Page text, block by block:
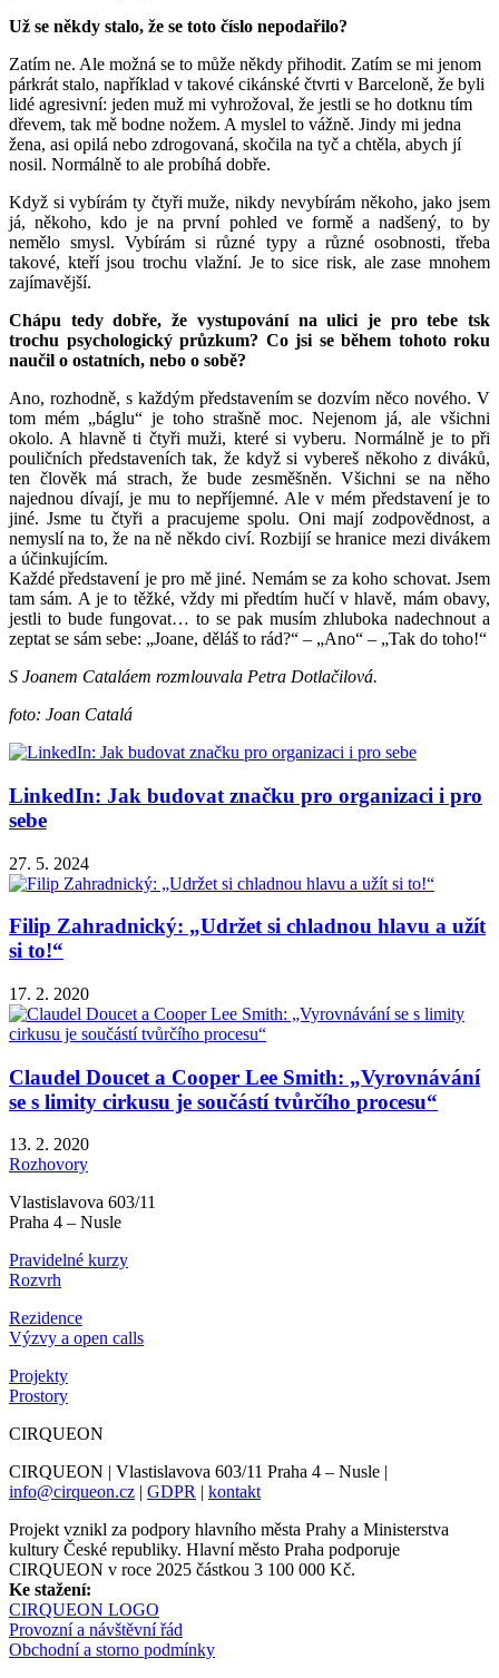
Už se někdy stalo, že se toto číslo nepodařilo?
Zatím ne. Ale možná se to může někdy přihodit. Zatím se mi jenom
párkrát stalo, například v takové cikánské čtvrti v Barceloně, že byli
lidé agresivní: jeden muž mi vyhrožoval, že jestli se ho dotknu tím
dřevem, tak mě bodne nožem. A myslel to vážně. Jindy mi jedna
žena, asi opilá nebo zdrogovaná, skočila na tyč a chtěla, abych jí
nosil. Normálně to ale probíhá dobře.
Když si vybírám ty čtyři muže, nikdy nevybírám někoho, jako jsem
já, někoho, kdo je na první pohled ve formě a nadšený, to by
nemělo smysl. Vybírám si různé typy a různé osobnosti, třeba
takové, kteří jsou trochu vlažní. Je to sice risk, ale zase mnohem
zajímavější.
Chápu tedy dobře, že vystupování na ulici je pro tebe tsk
trochu psychologický průzkum? Co jsi se během tohoto roku
naučil o ostatních, nebo o sobě?
Ano, rozhodně, s každým představením se dozvím něco nového. V
tom mém „báglu“ je toho strašně moc. Nejenom já, ale všichni
okolo. A hlavně ti čtyři muži, které si vyberu. Normálně je to při
pouličních představeních tak, že když si vybereš někoho z diváků,
ten člověk má strach, že bude zesměšněn. Všichni se na něho
najednou dívají, je mu to nepříjemné. Ale v mém představení je to
jiné. Jsme tu čtyři a pracujeme spolu. Oni mají zodpovědnost, a
nemyslí na to, že na ně někdo civí. Rozbijí se hranice mezi divákem
a účinkujícím.
Každé představení je pro mě jiné. Nemám se za koho schovat. Jsem
tam sám. A je to těžké, vždy mi předtím hučí v hlavě, mám obavy,
jestli to bude fungovat… to se pak musím zhluboka nadechnout a
zeptat se sám sebe: „Joane, děláš to rád?“ – „Ano“ – „Tak do toho!“
S Joanem Cataláem rozmlouvala Petra Dotlačilová.
foto: Joan Catalá
LinkedIn: Jak budovat značku pro organizaci i pro
sebe
27. 5. 2024
Filip Zahradnický: „Udržet si chladnou hlavu a užít
si to!“
17. 2. 2020
Claudel Doucet a Cooper Lee Smith: „Vyrovnávání
se s limity cirkusu je součástí tvůrčího procesu“
13. 2. 2020
Rozhovory
Vlastislavova 603/11
Praha 4 – Nusle
Pravidelné kurzy
Rozvrh
Rezidence
Výzvy a open calls
Projekty
Prostory
CIRQUEON
CIRQUEON | Vlastislavova 603/11 Praha 4 – Nusle |
info@cirqueon.cz | GDPR | kontakt
Projekt vznikl za podpory hlavního města Prahy a Ministerstva
kultury České republiky. Hlavní město Praha podporuje
CIRQUEON v roce 2025 částkou 3 100 000 Kč.
Ke stažení:
CIRQUEON LOGO
Provozní a návštěvní řád
Obchodní a storno podmínky